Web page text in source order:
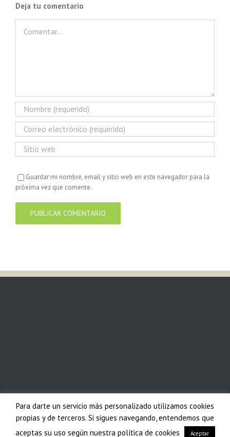
Deja tu comentario
Guardar mi nombre, email y sitio web en este navegador para la
próxima vez que comente.
Para darte un servicio más personalizado utilizamos cookies
propias y de terceros. Si sigues navegando, entendemos que
aceptas su uso según nuestra política de cookies
Aceptar